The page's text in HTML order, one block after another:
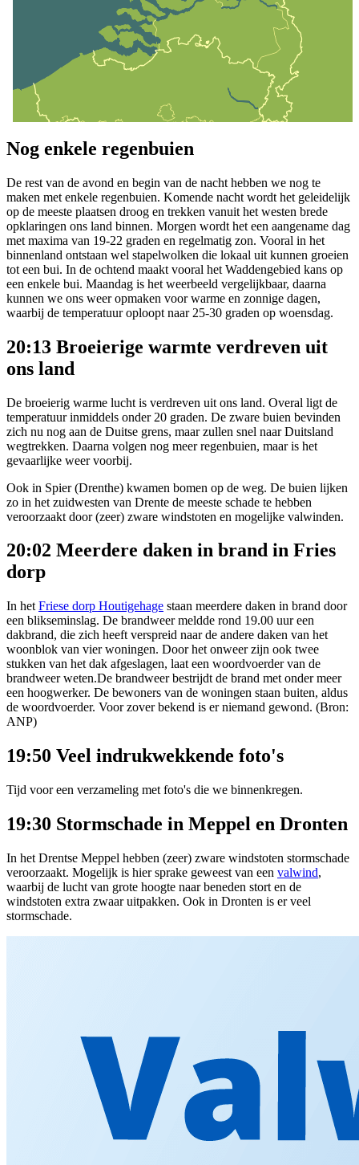
Nog enkele regenbuien
De rest van de avond en begin van de nacht hebben we nog te
maken met enkele regenbuien. Komende nacht wordt het geleidelijk
op de meeste plaatsen droog en trekken vanuit het westen brede
opklaringen ons land binnen. Morgen wordt het een aangename dag
met maxima van 19-22 graden en regelmatig zon. Vooral in het
binnenland ontstaan wel stapelwolken die lokaal uit kunnen groeien
tot een bui. In de ochtend maakt vooral het Waddengebied kans op
een enkele bui. Maandag is het weerbeeld vergelijkbaar, daarna
kunnen we ons weer opmaken voor warme en zonnige dagen,
waarbij de temperatuur oploopt naar 25-30 graden op woensdag.
20:13 Broeierige warmte verdreven uit
ons land
De broeierig warme lucht is verdreven uit ons land. Overal ligt de
temperatuur inmiddels onder 20 graden. De zware buien bevinden
zich nu nog aan de Duitse grens, maar zullen snel naar Duitsland
wegtrekken. Daarna volgen nog meer regenbuien, maar is het
gevaarlijke weer voorbij.
Ook in Spier (Drenthe) kwamen bomen op de weg. De buien lijken
zo in het zuidwesten van Drente de meeste schade te hebben
veroorzaakt door (zeer) zware windstoten en mogelijke valwinden.
20:02 Meerdere daken in brand in Fries
dorp
In het Friese dorp Houtigehage staan meerdere daken in brand door
een blikseminslag. De brandweer meldde rond 19.00 uur een
dakbrand, die zich heeft verspreid naar de andere daken van het
woonblok van vier woningen. Door het onweer zijn ook twee
stukken van het dak afgeslagen, laat een woordvoerder van de
brandweer weten.De brandweer bestrijdt de brand met onder meer
een hoogwerker. De bewoners van de woningen staan buiten, aldus
de woordvoerder. Voor zover bekend is er niemand gewond. (Bron:
ANP)
19:50 Veel indrukwekkende foto's
Tijd voor een verzameling met foto's die we binnenkregen.
19:30 Stormschade in Meppel en Dronten
In het Drentse Meppel hebben (zeer) zware windstoten stormschade
veroorzaakt. Mogelijk is hier sprake geweest van een valwind,
waarbij de lucht van grote hoogte naar beneden stort en de
windstoten extra zwaar uitpakken. Ook in Dronten is er veel
stormschade.